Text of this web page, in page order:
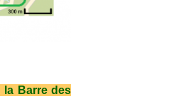
la Barre des